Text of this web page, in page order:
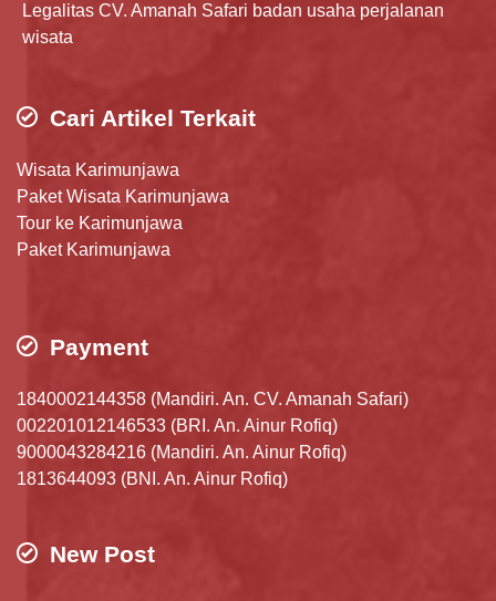
Legalitas CV. Amanah Safari badan usaha perjalanan
wisata
Cari Artikel Terkait
Wisata Karimunjawa
Paket Wisata Karimunjawa
Tour ke Karimunjawa
Paket Karimunjawa
Payment
1840002144358 (Mandiri. An. CV. Amanah Safari)
002201012146533 (BRI. An. Ainur Rofiq)
9000043284216 (Mandiri. An. Ainur Rofiq)
1813644093 (BNI. An. Ainur Rofiq)
New Post